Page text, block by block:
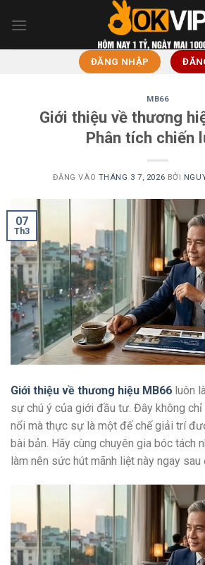
qua
ĐĂNG NHẬP
MB66
Giới thiệu về thương
Phân tích chiến
ĐĂNG VÀO THÁNG 3 7, 2026 BỞI
07
Th3
Giới thiệu về thương hiệu MB66 luôn
sự chú ý của giới đầu tư. Đây không
nổi mà thực sự là một đế chế giải trí
bài bản. Hãy cùng chuyên gia bóc tách
làm nên sức hút mãnh liệt này ngay sau